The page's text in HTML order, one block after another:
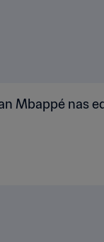
Mbappé nas